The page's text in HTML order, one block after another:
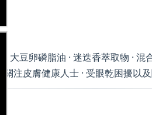
大豆卵磷脂油 · 迷迭香萃取物 ·
關注皮膚健康人士 · 受眼乾困擾以